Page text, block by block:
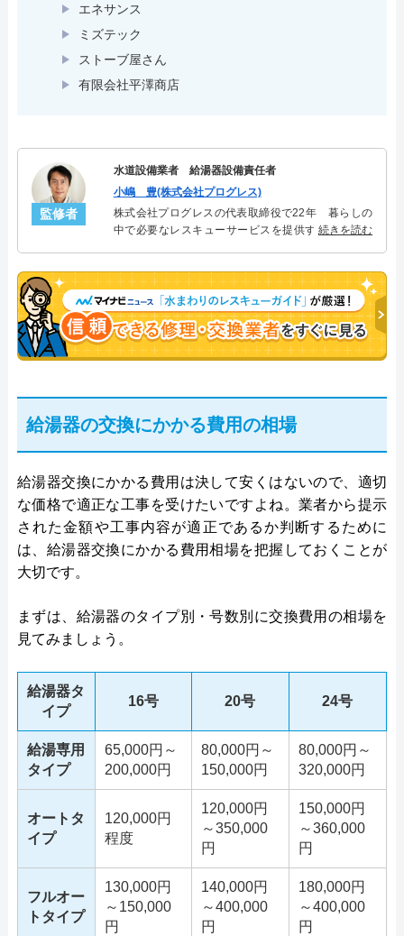
エネサンス
ミズテック
ストーブ屋さん
有限会社平澤商店
監修者
水道設備業者 給湯器設備責任者
小嶋 豊(株式会社プログレス)
株式会社プログレスの代表取締役で22年 暮らしの
中で必要なレスキューサービスを提供する株式会社
決。多くのお客様に信頼される「給湯器」のスペシ
ャリスト。
続きを読む
給湯器の交換にかかる費用の相場
給湯器交換にかかる費用は決して安くはないので、適切
な価格で適正な工事を受けたいですよね。業者から提示
された金額や工事内容が適正であるか判断するために
は、給湯器交換にかかる費用相場を把握しておくことが
大切です。
まずは、給湯器のタイプ別・号数別に交換費用の相場を
見てみましょう。
給湯器タ
イプ
16号 20号 24号
給湯専用
タイプ
65,000円～
200,000円
80,000円～
150,000円
80,000円～
320,000円
オートタ
イプ
120,000円
程度
120,000円
～350,000
円
150,000円
～360,000
円
フルオー
トタイプ
130,000円
～150,000
円
140,000円
～400,000
円
180,000円
～400,000
円